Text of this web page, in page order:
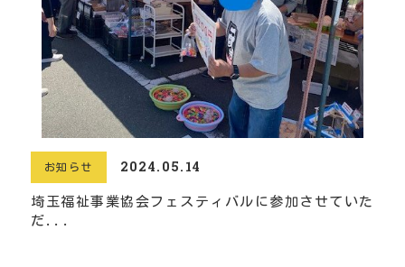
お知らせ 2024.05.14
埼玉福祉事業協会フェスティバルに参加させていた
だ...